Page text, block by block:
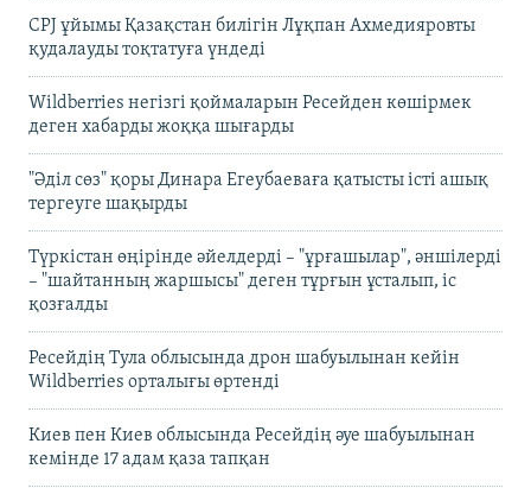
CPJ ұйымы Қазақстан билігін Лұқпан Ахмедияровты
қудалауды тоқтатуға үндеді
Wildberries негізгі қоймаларын Ресейден көшірмек
деген хабарды жоққа шығарды
"Әділ сөз" қоры Динара Егеубаеваға қатысты істі ашық
тергеуге шақырды
Түркістан өңірінде әйелдерді – "ұрғашылар", әншілерді
– "шайтанның жаршысы" деген тұрғын ұсталып, іс
қозғалды
Ресейдің Тула облысында дрон шабуылынан кейін
Wildberries орталығы өртенді
Киев пен Киев облысында Ресейдің әуе шабуылынан
кемінде 17 адам қаза тапқан